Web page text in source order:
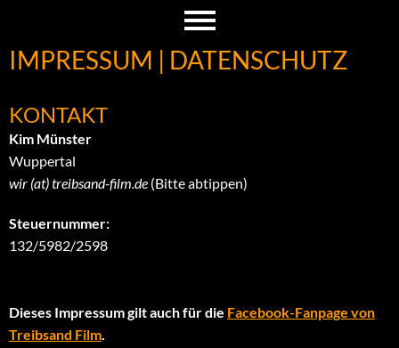
IMPRESSUM | DATENSCHUTZ
KONTAKT
Kim Münster
Wuppertal
wir (at) treibsand-film.de (Bitte abtippen)
Steuernummer:
132/5982/2598
Dieses Impressum gilt auch für die Facebook-Fanpage von
Treibsand Film.